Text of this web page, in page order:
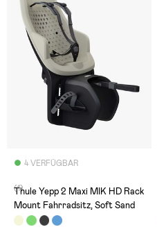
4 VERFÜGBAR
(1)
Thule Yepp 2 Maxi MIK HD Rack
Mount Fahrradsitz, Soft Sand